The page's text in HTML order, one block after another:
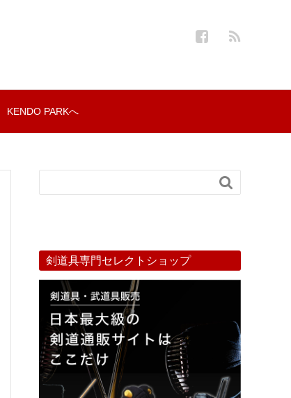
KENDO PARKへ

剣道具専門セレクトショップ